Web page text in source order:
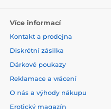
Více informací
Kontakt a prodejna
Diskrétní zásilka
Dárkové poukazy
Reklamace a vrácení
O nás a výhody nákupu
Erotický magazín